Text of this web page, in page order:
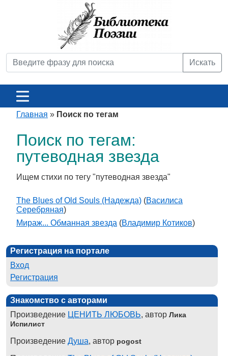
Искать
Главная » Поиск по тегам
Поиск по тегам:
путеводная звезда
Ищем стихи по тегу "путеводная звезда"
The Blues of Old Souls (Надежда) (Василиса
Серебряная)
Мираж... Обманная звезда (Владимир Котиков)
Регистрация на портале
Вход
Регистрация
Знакомство с авторами
Произведение ЦЕНИТЬ ЛЮБОВЬ, автор Лика
Испилист
Произведение Душа, автор pogost